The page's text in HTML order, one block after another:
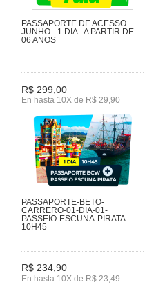
PASSAPORTE DE ACESSO
JUNHO - 1 DIA - A PARTIR DE
06 ANOS
R$ 299,00
En hasta 10X de R$ 29,90
PASSAPORTE-BETO-
CARRERO-01-DIA-01-
PASSEIO-ESCUNA-PIRATA-
10H45
R$ 234,90
En hasta 10X de R$ 23,49